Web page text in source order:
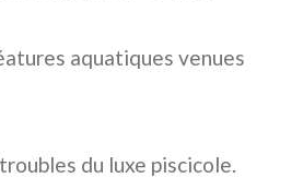
aquatiques venues
du luxe piscicole.